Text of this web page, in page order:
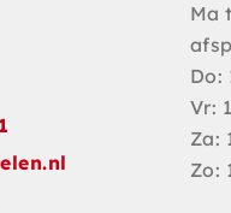
Ma
Do:
Vr:
Za:
Zo: